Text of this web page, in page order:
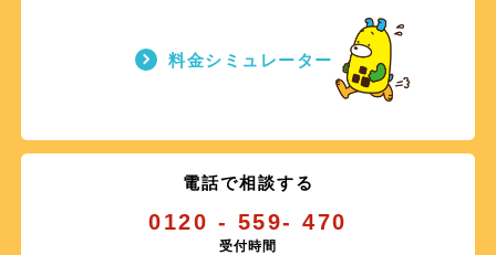
料金シミュレーター
電話で相談する
0120 - 559- 470
受付時間